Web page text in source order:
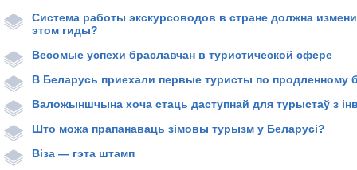
Система работы экскурсоводов в стране должна
этом гиды?
Весомые успехи браславчан в туристической сфере
В Беларусь приехали первые туристы по продленному
Валожыншчына хоча стаць даступнай для турыстаў з
Што можа прапанаваць зімовы турызм у Беларусі?
Віза — гэта штамп